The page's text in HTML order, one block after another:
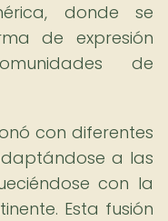
donde se
de expresión
de
con diferentes
a las
con la
Esta fusión